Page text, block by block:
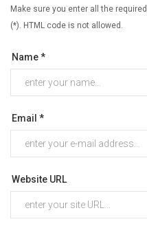
Make sure you enter all the
(*). HTML code is not allowed.
Name *
Email *
Website URL